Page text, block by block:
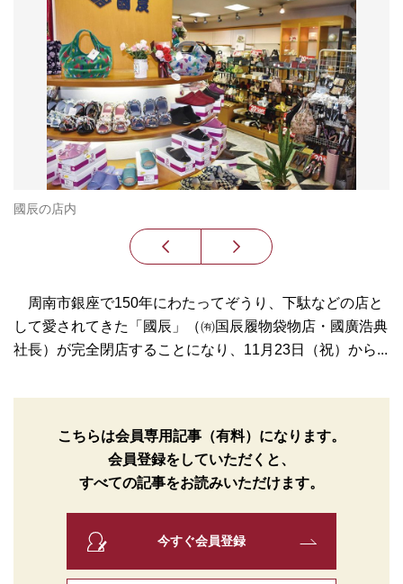
國辰の店内
周南市銀座で150年にわたってぞうり、下駄などの店と
して愛されてきた「國辰」（㈲国辰履物袋物店・國廣浩典
社長）が完全閉店することになり、11月23日（祝）から...
こちらは会員専用記事（有料）になります。
会員登録をしていただくと、
すべての記事をお読みいただけます。
今すぐ会員登録